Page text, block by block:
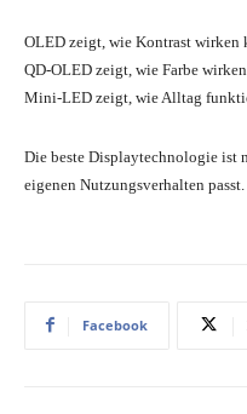
OLED zeigt, wie Kontrast wirken
QD-OLED zeigt, wie Farbe wirken
Mini-LED zeigt, wie Alltag
Die beste Displaytechnologie ist
eigenen Nutzungsverhalten passt.
Facebook